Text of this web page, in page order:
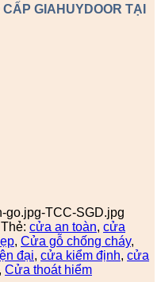
GIAHUYDOOR TẠI
go.jpg-TCC-SGD.jpg
Thẻ: cửa an toàn, cửa
, Cửa gỗ chống cháy,
đại, cửa kiểm định, cửa
Cửa thoát hiểm